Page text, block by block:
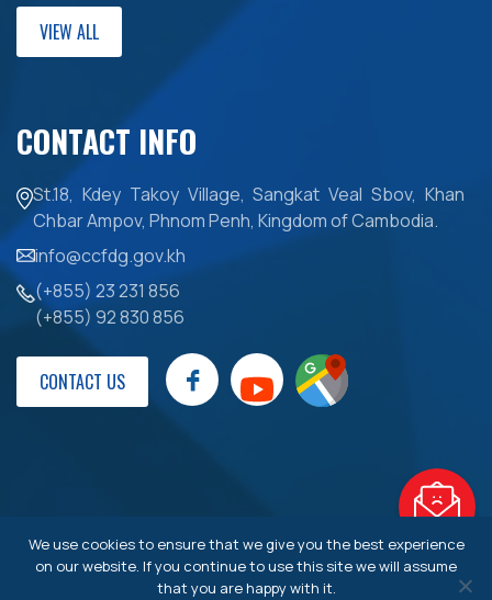
VIEW ALL
CONTACT INFO
St.18, Kdey Takoy Village, Sangkat Veal Sbov, Khan
Chbar Ampov, Phnom Penh, Kingdom of Cambodia.
info@ccfdg.gov.kh
(+855) 23 231 856
(+855) 92 830 856
CONTACT US
© Copyright 2025 CCF. All Right Reserved. Design and
developed byPegotec
We use cookies to ensure that we give you the best experience
on our website. If you continue to use this site we will assume
that you are happy with it.